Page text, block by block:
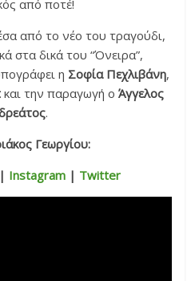
από ποτέ!
από το νέο του τραγούδι,
στα δικά του “Όνειρα”,
η Σοφία Πεχλιβάνη,
και την παραγωγή οΆγγελος
.
Γεωργίου:
Instagram| Twitter